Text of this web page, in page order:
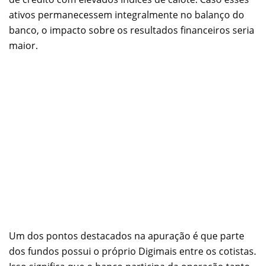
ativos permanecessem integralmente no balanço do
banco, o impacto sobre os resultados financeiros seria
maior.
Um dos pontos destacados na apuração é que parte
dos fundos possui o próprio Digimais entre os cotistas.